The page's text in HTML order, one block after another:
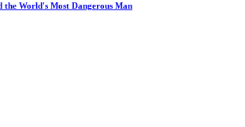
World's Most Dangerous Man